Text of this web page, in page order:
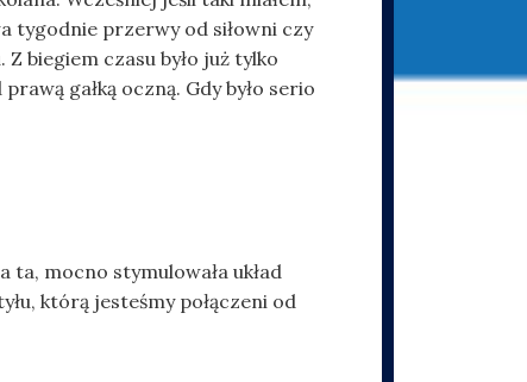
tygodnie przerwy od siłowni czy
biegiem czasu było już tylko
gałką oczną. Gdy było serio
ta, mocno stymulowała układ
którą jesteśmy połączeni od